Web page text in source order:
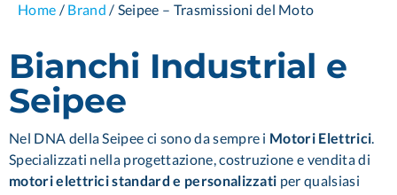
Home / Brand / Seipee – Trasmissioni del Moto
Bianchi Industrial e
Seipee
Nel DNA della Seipee ci sono da sempre i Motori Elettrici.
Specializzati nella progettazione, costruzione e vendita di
motori elettrici standard e personalizzati per qualsiasi